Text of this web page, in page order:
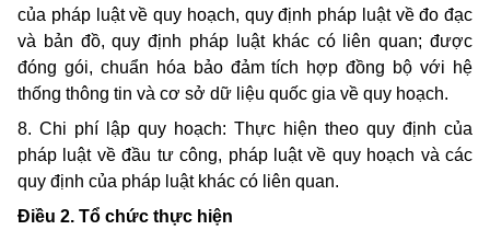
của pháp luật về quy hoạch, quy định pháp luật về đo đạc
và bản đồ, quy định pháp luật khác có liên quan; được
đóng gói, chuẩn hóa bảo đảm tích hợp đồng bộ với hệ
thống thông tin và cơ sở dữ liệu quốc gia về quy hoạch.
8. Chi phí lập quy hoạch: Thực hiện theo quy định của
pháp luật về đầu tư công, pháp luật về quy hoạch và các
quy định của pháp luật khác có liên quan.
Điều 2. Tổ chức thực hiện